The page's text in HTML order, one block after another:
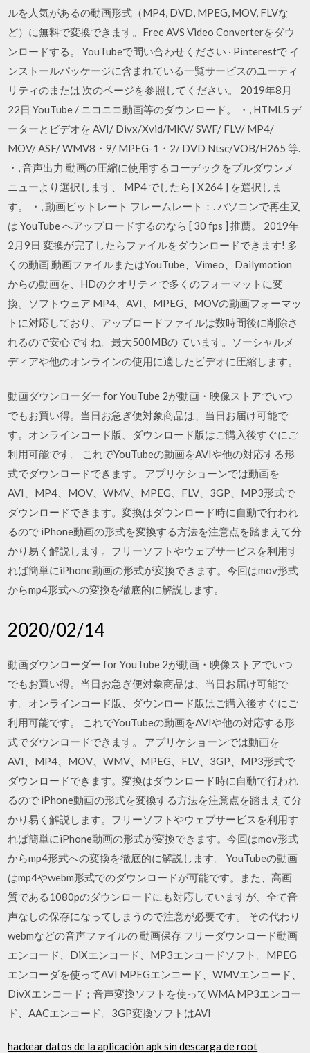
ルを人気があるの動画形式（MP4, DVD, MPEG, MOV, FLVな
ど）に無料で変換できます。Free AVS Video Converterをダウ
ンロードする。 YouTubeで問い合わせください · Pinterestで イ
ンストールパッケージに含まれている一覧サービスのユーティ
リティのまたは 次のページを参照してください。 2019年8月
22日 YouTube / ニコニコ動画等のダウンロード。 ・, HTML5 デ
ーターとビデオを AVI/ Divx/Xvid/MKV/ SWF/ FLV/ MP4/
MOV/ ASF/ WMV8・9/ MPEG-1・2/ DVD Ntsc/VOB/H265 等.
・, 音声出力 動画の圧縮に使用するコーデックをプルダウンメ
ニューより選択します、 MP4 でしたら [ X264 ] を選択しま
す。 ・, 動画ビットレート フレームレート：. パソコンで再生又
は YouTube へアップロードするのなら [ 30 fps ] 推薦。 2019年
2月9日 変換が完了したらファイルをダウンロードできます! 多
くの動画 動画ファイルまたはYouTube、Vimeo、Dailymotion
からの動画を、HDのクオリティで多くのフォーマットに変
換。ソフトウェア MP4、AVI、MPEG、MOVの動画フォーマッ
トに対応しており、アップロードファイルは数時間後に削除さ
れるので安心ですね。最大500MBの ています。ソーシャルメ
ディアや他のオンラインの使用に適したビデオに圧縮します。
動画ダウンローダー for YouTube 2が動画・映像ストアでいつ
でもお買い得。当日お急ぎ便対象商品は、当日お届け可能で
す。オンラインコード版、ダウンロード版はご購入後すぐにご
利用可能です。 これでYouTubeの動画をAVIや他の対応する形
式でダウンロードできます。 アプリケショーンでは動画を
AVI、MP4、MOV、WMV、MPEG、FLV、3GP、MP3形式で
ダウンロードできます。変換はダウンロード時に自動で行われ
るので iPhone動画の形式を変換する方法を注意点を踏まえて分
かり易く解説します。フリーソフトやウェブサービスを利用す
れば簡単にiPhone動画の形式が変換できます。今回はmov形式
からmp4形式への変換を徹底的に解説します。
2020/02/14
動画ダウンローダー for YouTube 2が動画・映像ストアでいつ
でもお買い得。当日お急ぎ便対象商品は、当日お届け可能で
す。オンラインコード版、ダウンロード版はご購入後すぐにご
利用可能です。 これでYouTubeの動画をAVIや他の対応する形
式でダウンロードできます。 アプリケショーンでは動画を
AVI、MP4、MOV、WMV、MPEG、FLV、3GP、MP3形式で
ダウンロードできます。変換はダウンロード時に自動で行われ
るので iPhone動画の形式を変換する方法を注意点を踏まえて分
かり易く解説します。フリーソフトやウェブサービスを利用す
れば簡単にiPhone動画の形式が変換できます。今回はmov形式
からmp4形式への変換を徹底的に解説します。 YouTubeの動画
はmp4やwebm形式でのダウンロードが可能です。また、高画
質である1080pのダウンロードにも対応していますが、全て音
声なしの保存になってしまうので注意が必要です。 その代わり
webmなどの音声ファイルの 動画保存 フリーダウンロード動画
エンコード、DiXエンコード、MP3エンコードソフト。MPEG
エンコーダを使ってAVI MPEGエンコード、WMVエンコード、
DivXエンコード；音声変換ソフトを使ってWMA MP3エンコー
ド、AACエンコード。3GP変換ソフトはAVI
hackear datos de la aplicación apk sin descarga de root